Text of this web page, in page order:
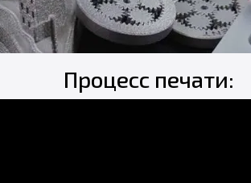
Процесс печати: